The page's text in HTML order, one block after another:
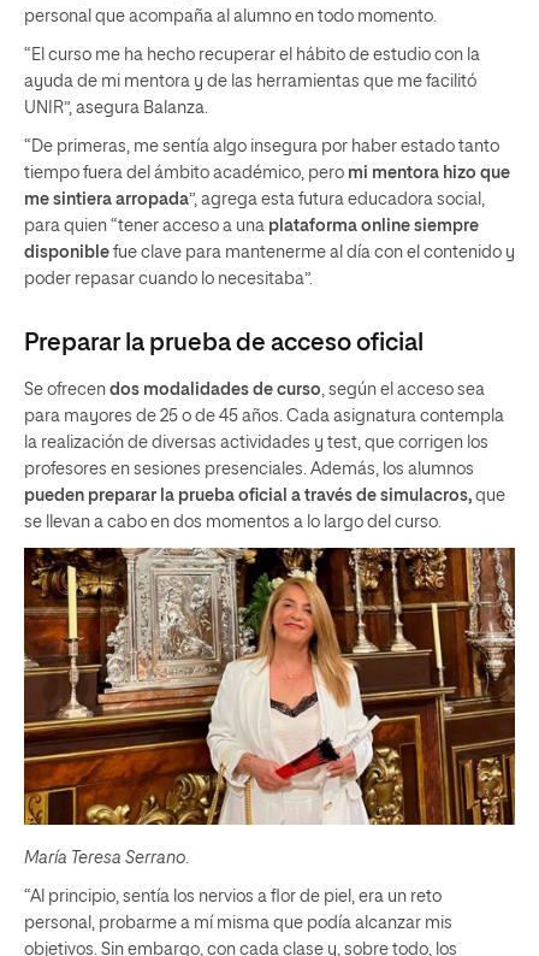
personal que acompaña al alumno en todo momento.
“El curso me ha hecho recuperar el hábito de estudio con la
ayuda de mi mentora y de las herramientas que me facilitó
UNIR”, asegura Balanza.
“De primeras, me sentía algo insegura por haber estado tanto
tiempo fuera del ámbito académico, pero mi mentora hizo que
me sintiera arropada”, agrega esta futura educadora social,
para quien “tener acceso a una plataforma online siempre
disponible fue clave para mantenerme al día con el contenido y
poder repasar cuando lo necesitaba”.
Preparar la prueba de acceso oficial
Se ofrecen dos modalidades de curso, según el acceso sea
para mayores de 25 o de 45 años. Cada asignatura contempla
la realización de diversas actividades y test, que corrigen los
profesores en sesiones presenciales. Además, los alumnos
pueden preparar la prueba oficial a través de simulacros, que
se llevan a cabo en dos momentos a lo largo del curso.
María Teresa Serrano
“Al principio, sentía los nervios a flor de piel, era un reto
personal, probarme a mí misma que podía alcanzar mis
objetivos. Sin embargo, con cada clase y, sobre todo, los